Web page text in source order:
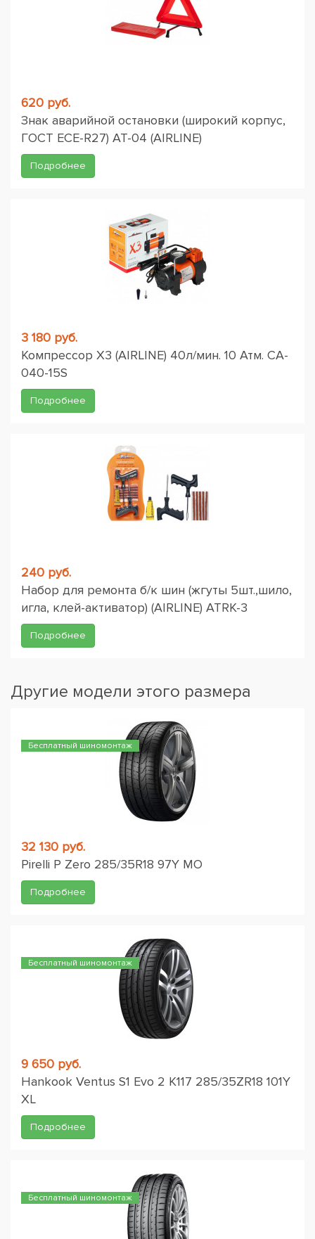
620 руб.
Знак аварийной остановки (широкий корпус,
ГОСТ ЕСЕ-R27) AT-04 (AIRLINE)
Подробнее
3 180 руб.
Компрессор X3 (AIRLINE) 40л/мин. 10 Атм. CA-
040-15S
Подробнее
240 руб.
Набор для ремонта б/к шин (жгуты 5шт.,шило,
игла, клей-активатор) (AIRLINE) ATRK-3
Подробнее
Другие модели этого размера
Бесплатный шиномонтаж
32 130 руб.
Pirelli P Zero 285/35R18 97Y MO
Подробнее
Бесплатный шиномонтаж
9 650 руб.
Hankook Ventus S1 Evo 2 K117 285/35ZR18 101Y
XL
Подробнее
Бесплатный шиномонтаж